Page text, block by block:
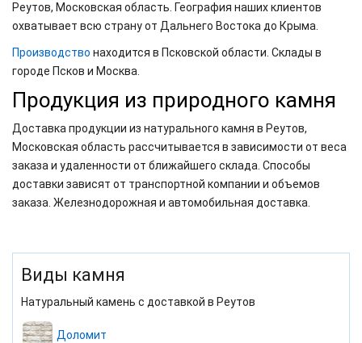
Реутов, Московская область. География наших клиентов
охватывает всю страну от Дальнего Востока до Крыма.
Производство находится в Псковской области. Склады в
городе Псков и Москва.
Продукция из природного камня
Доставка продукции из натурального камня в Реутов,
Московская область рассчитывается в зависимости от веса
заказа и удаленности от ближайшего склада. Способы
доставки зависят от транспортной компании и объемов
заказа. Железнодорожная и автомобильная доставка.
Виды камня
Натуральный камень с доставкой в Реутов
Доломит